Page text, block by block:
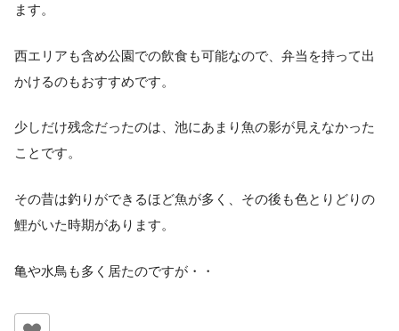
ます。
西エリアも含め公園での飲食も可能なので、弁当を持って出
かけるのもおすすめです。
少しだけ残念だったのは、池にあまり魚の影が見えなかった
ことです。
その昔は釣りができるほど魚が多く、その後も色とりどりの
鯉がいた時期があります。
亀や水鳥も多く居たのですが・・